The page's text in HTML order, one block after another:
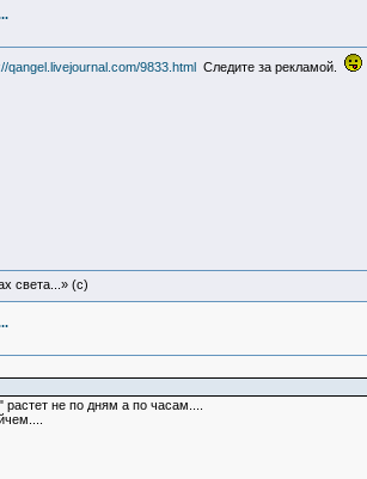
qangel.livejournal.com/9833.html Следите за рекламой.
света...» (c)
не по дням а по часам....